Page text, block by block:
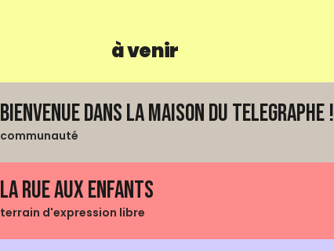
à venir
Bienvenue dans La Maison du Telegraphe !
communauté
La Rue aux enfants
terrain d'expression libre